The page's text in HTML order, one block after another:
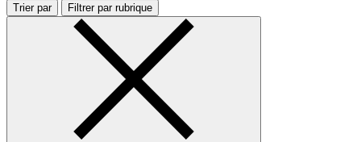
Trier par Filtrer par rubrique